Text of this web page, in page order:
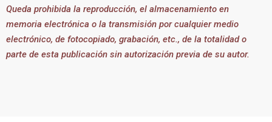
Queda prohibida la reproducción, el almacenamiento en
memoria electrónica o la transmisión por cualquier medio
electrónico, de fotocopiado, grabación, etc., de la totalidad o
parte de esta publicación sin autorización previa de su autor.